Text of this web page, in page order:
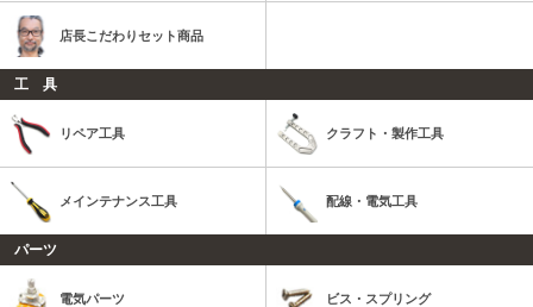
店長こだわりセット商品
工 具
リペア工具 クラフト・製作工具
メインテナンス工具 配線・電気工具
パーツ
電気パーツ ビス・スプリング